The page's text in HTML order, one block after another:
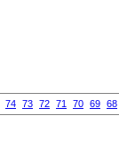
68
69
70
71
72
73
74